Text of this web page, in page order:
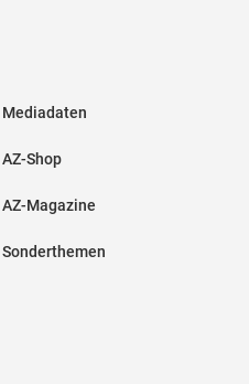
Mediadaten
AZ-Shop
AZ-Magazine
Sonderthemen